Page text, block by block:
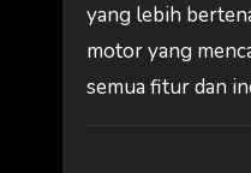
yang lebih
motor yang
semua fitur dan